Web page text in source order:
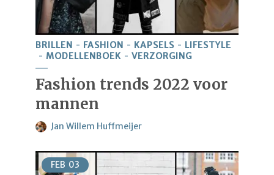
BRILLEN FASHION KAPSELS
LIFESTYLE
MODELLENBOEK
VERZORGING
Fashion trends 2022 voor
mannen
Jan Willem Huffmeijer
FEB 03